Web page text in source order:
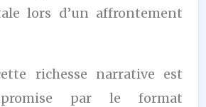
lors d’un affrontement
richesse narrative est
par le format